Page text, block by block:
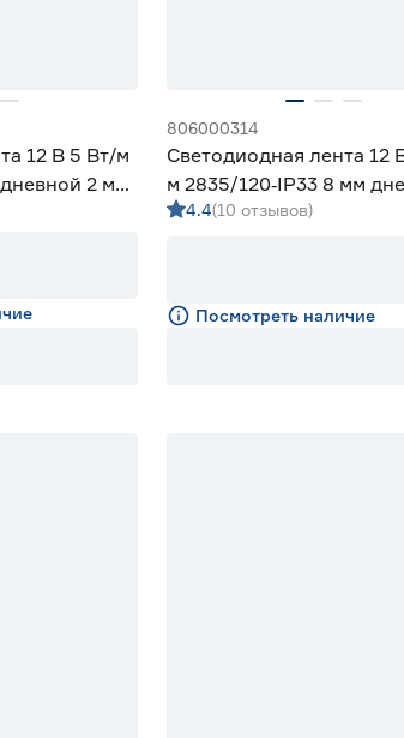
12 В 5 Вт/м
2 м
806000314
Светодиодная лента 12
м 2835/120‑IP33 8 мм
м Geniled
4.4(10 отзывов)
Посмотреть наличие